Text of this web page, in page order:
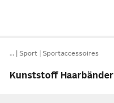
… Sport Sportaccessoires
Kunststoff Haarbänder